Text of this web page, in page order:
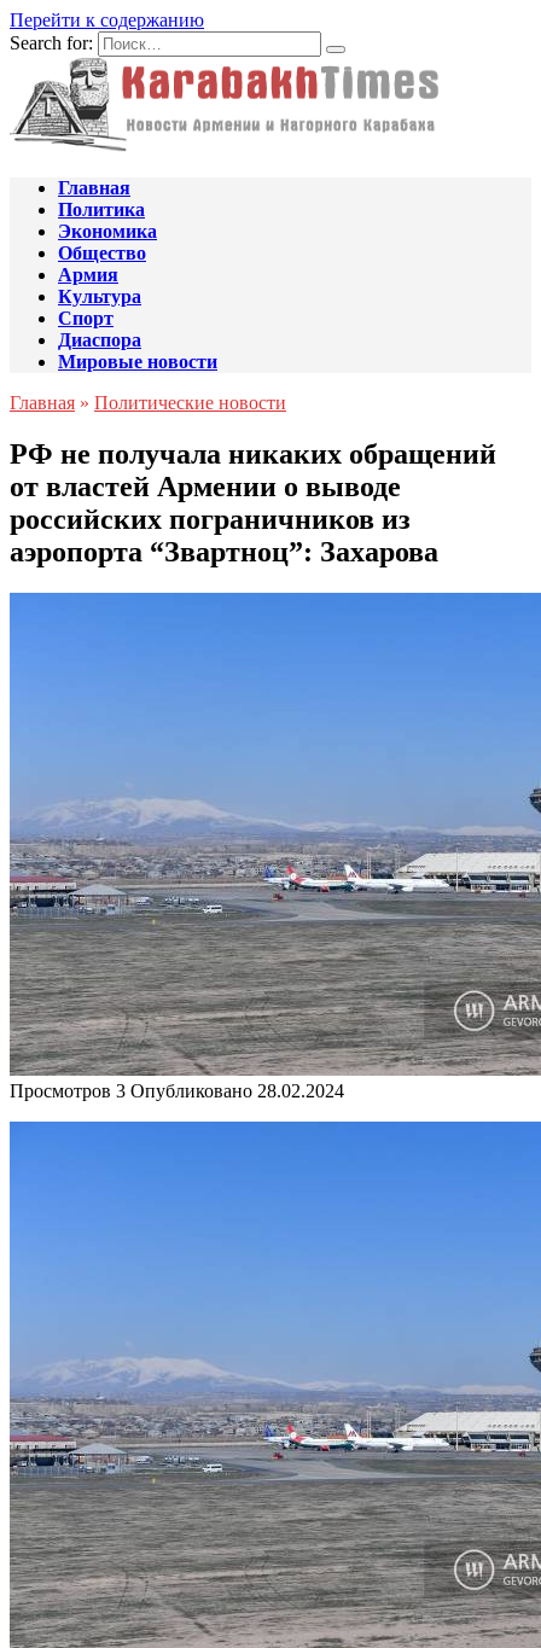
Перейти к содержанию
Search for:
Главная
Политика
Экономика
Общество
Армия
Культура
Спорт
Диаспора
Мировые новости
Главная » Политические новости
РФ не получала никаких обращений
от властей Армении о выводе
российских пограничников из
аэропорта “Звартноц”: Захарова
Просмотров 3 Опубликовано 28.02.2024